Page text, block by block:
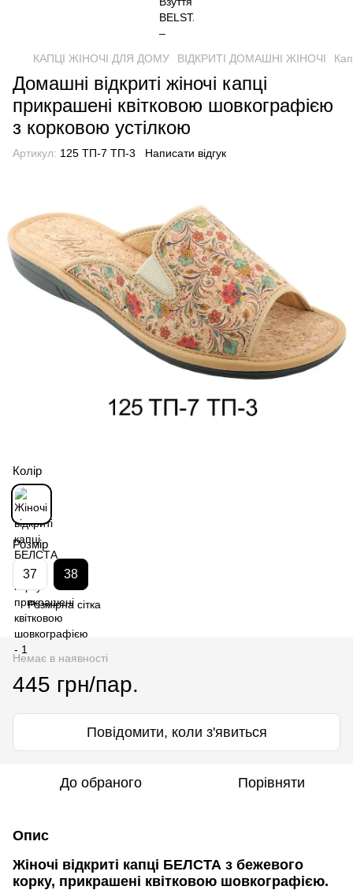
КАПЦІ ЖІНОЧІ ДЛЯ ДОМУ ВІДКРИТІ ДОМАШНІ ЖІНОЧІ
Домашні відкриті жіночі капці
прикрашені квітковою шовкографією
з корковою устілкою
Артикул: 125 ТП-7 ТП-3 Написати відгук
Колір
Розмір
37 38
Розмірна сітка
Немає в наявності
445 грн/пар.
Повідомити, коли з'явиться
До обраного Порівняти
Опис
Жіночі відкриті капці БЕЛСТА з бежевого
корку, прикрашені квітковою шовкографією.